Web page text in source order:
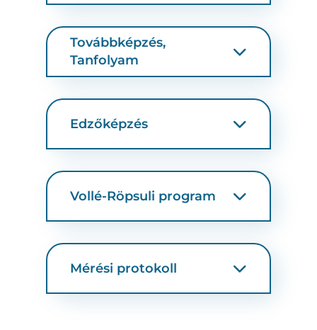
Továbbképzés,
Tanfolyam
Edzőképzés
Vollé-Röpsuli program
Mérési protokoll